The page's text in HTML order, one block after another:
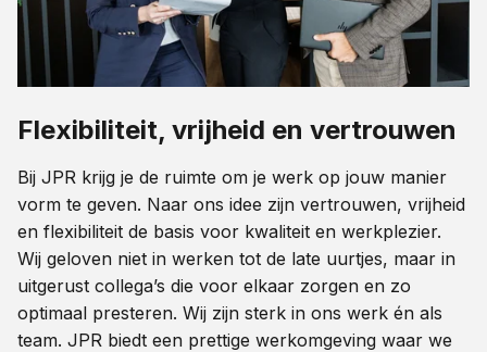
Flexibiliteit, vrijheid en vertrouwen
Bij JPR krijg je de ruimte om je werk op jouw manier
vorm te geven. Naar ons idee zijn vertrouwen, vrijheid
en flexibiliteit de basis voor kwaliteit en werkplezier.
Wij geloven niet in werken tot de late uurtjes, maar in
uitgerust collega’s die voor elkaar zorgen en zo
optimaal presteren. Wij zijn sterk in ons werk én als
team. JPR biedt een prettige werkomgeving waar we